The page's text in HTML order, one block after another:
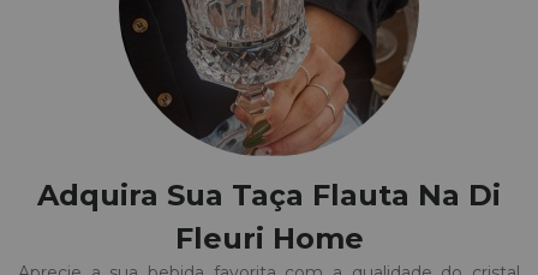
Adquira Sua Taça Flauta Na Di
Fleuri Home